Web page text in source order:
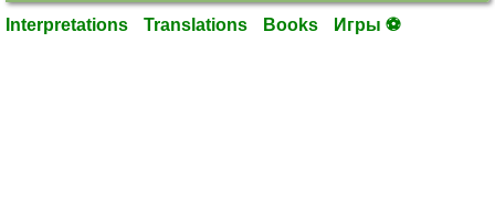
Interpretations Translations Books Игры ⚽